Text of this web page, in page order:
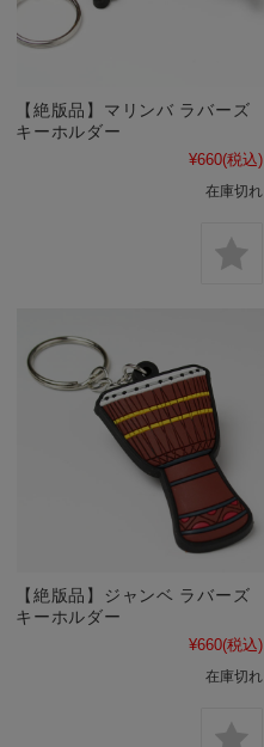
【絶版品】マリンバ ラバーズ
キーホルダー
¥660(税込)
在庫切れ
【絶版品】ジャンベ ラバーズ
キーホルダー
¥660(税込)
在庫切れ